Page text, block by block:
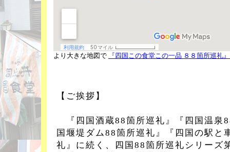
より大きな地図で 『四国この食堂この一品 ８８箇所巡礼』
【ご挨拶】
『四国酒蔵88箇所巡礼』『四国温泉
国堰堤ダム88箇所巡礼』『四国の駅と
礼』に続く、四国88箇所巡礼シリーズ